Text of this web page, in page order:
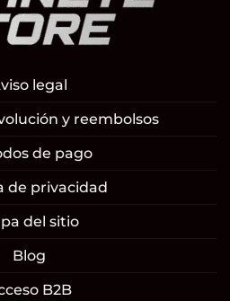
legal
y reembolsos
de pago
de privacidad
del sitio
Blog
B2B